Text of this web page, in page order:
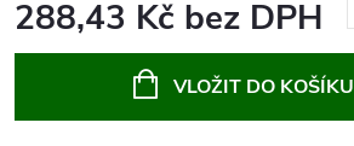
288,43 Kč bez DPH
VLOŽIT DO KOŠÍKU